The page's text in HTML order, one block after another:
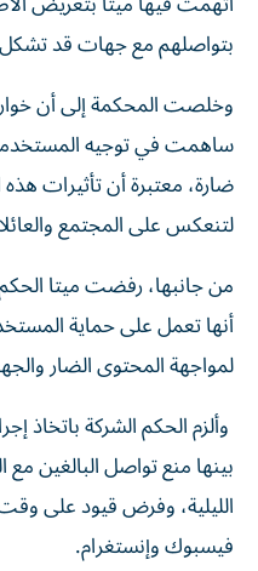
بتواصلهم مع جهات قد
وخلصت المحكمة إلى أن
ساهمت في توجيه
ضارة، معتبرة أن تأثيرات
لتنعكس على المجتمع
من جانبها، رفضت ميتا
أنها تعمل على حماية
لمواجهة المحتوى الضار
وألزم الحكم الشركة باتخاذ
بينها منع تواصل البالغين
الليلية، وفرض قيود على
فيسبوك وإنستغرام.